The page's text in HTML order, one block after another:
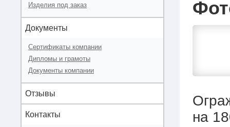
Изделия под заказ
Документы
Сертификаты компании
Дипломы и грамоты
Документы компании
Отзывы
Контакты
на